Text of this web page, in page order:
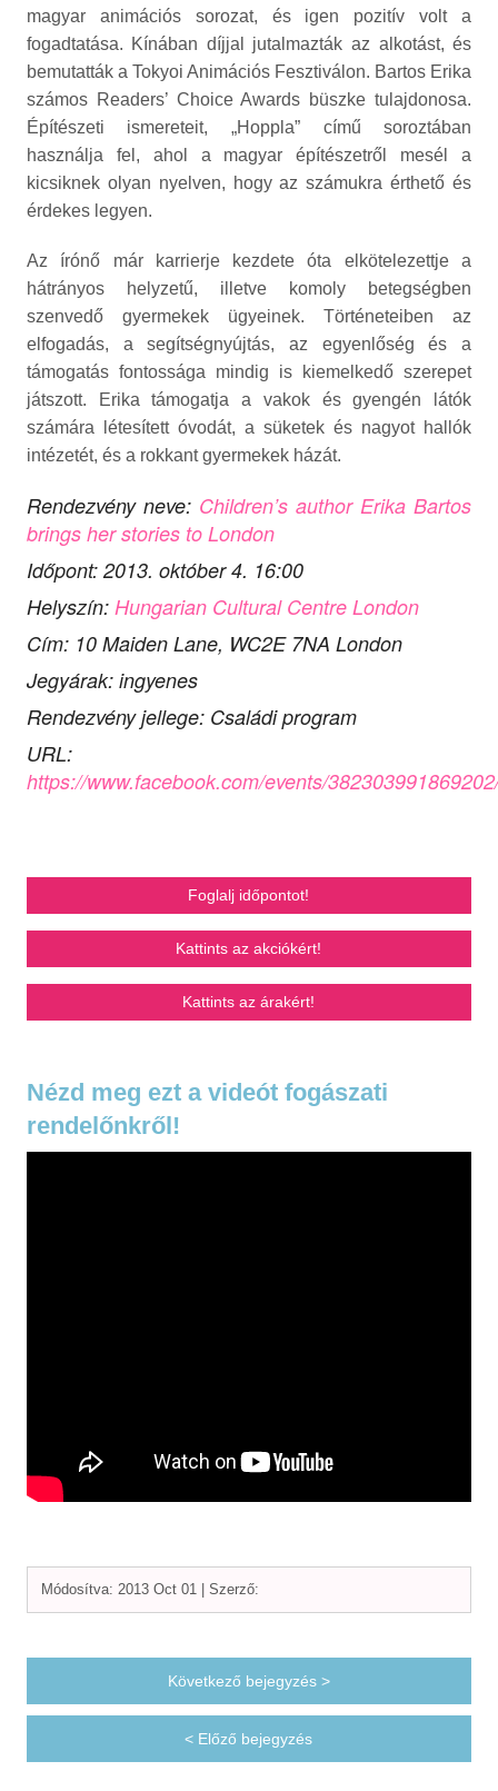
magyar animációs sorozat, és igen pozitív volt a
fogadtatása. Kínában díjjal jutalmazták az alkotást, és
bemutatták a Tokyoi Animációs Fesztiválon. Bartos Erika
számos Readers’ Choice Awards büszke tulajdonosa.
Építészeti ismereteit, „Hoppla” című soroztában
használja fel, ahol a magyar építészetről mesél a
kicsiknek olyan nyelven, hogy az számukra érthető és
érdekes legyen.
Az írónő már karrierje kezdete óta elkötelezettje a
hátrányos helyzetű, illetve komoly betegségben
szenvedő gyermekek ügyeinek. Történeteiben az
elfogadás, a segítségnyújtás, az egyenlőség és a
támogatás fontossága mindig is kiemelkedő szerepet
játszott. Erika támogatja a vakok és gyengén látók
számára létesített óvodát, a süketek és nagyot hallók
intézetét, és a rokkant gyermekek házát.
Rendezvény neve: Children’s author Erika Bartos
brings her stories to London
Időpont: 2013. október 4. 16:00
Helyszín: Hungarian Cultural Centre London
Cím: 10 Maiden Lane, WC2E 7NA London
Jegyárak: ingyenes
Rendezvény jellege: Családi program
URL:
https://www.facebook.com/events/
Foglalj időpontot!
Kattints az akciókért!
Kattints az árakért!
Nézd meg ezt a videót fogászati
rendelőnkről!
Módosítva: 2013 Oct 01 | Szerző:
Következő bejegyzés >
< Előző bejegyzés